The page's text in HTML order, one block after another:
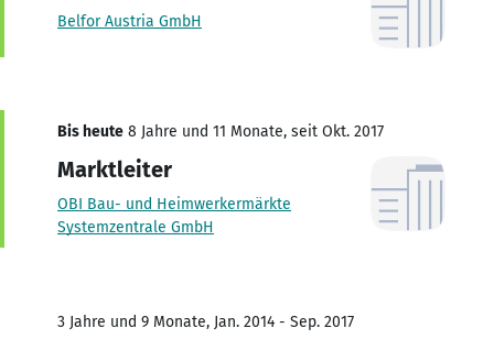
Belfor Austria GmbH
Bis heute 8 Jahre und 11 Monate, seit Okt. 2017
Marktleiter
OBI Bau- und Heimwerkermärkte
Systemzentrale GmbH
3 Jahre und 9 Monate, Jan. 2014 - Sep. 2017